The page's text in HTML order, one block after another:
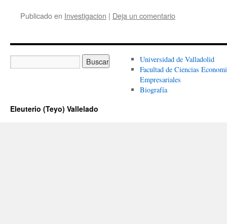
Publicado en Investigacion | Deja un comentario
Universidad de Valladolid
Facultad de Ciencias
Empresariales
Biografía
Eleuterio (Teyo) Vallelado